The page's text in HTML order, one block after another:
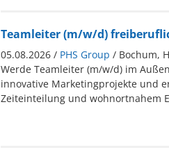
Teamleiter (m/w/d)
05.08.2026 / PHS Group / Bochum,
Werde Teamleiter (m/w/d) im
innovative Marketingprojekte und
Zeiteinteilung und wohnortnahem